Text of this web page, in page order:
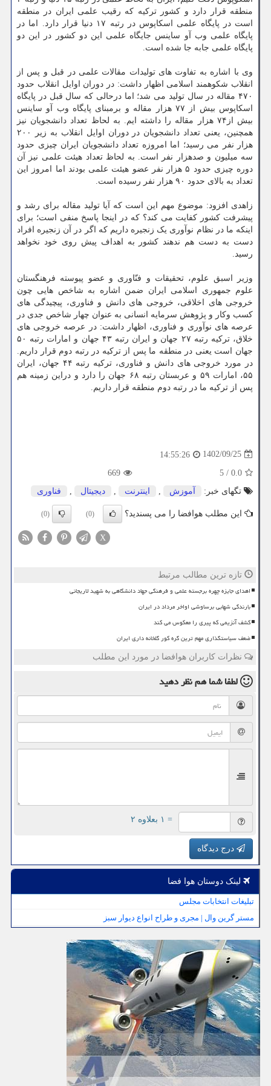
منطقه قرار دارد و کشور ترکیه که رقیب علمی ایران در منطقه
است در پایگاه علمی اسکاپوس در رتبه ۱۷ دنیا قرار دارد. اما در
پایگاه علمی وب آو ساینس جایگاه علمی این دو کشور در این دو
پایگاه علمی جابه جا شده است.
وی با اشاره به تفاوت های تولیدات مقالات علمی در قبل و پس از
انقلاب شکوهمند اسلامی اظهار داشت: در دوران اوایل انقلاب حدود
۴۷۰ مقاله در سال تولید می شد؛ اما درحالی که سال قبل در پایگاه
اسکاپوس بیش از ۷۷ هزار مقاله و برمبنای پایگاه وب آو ساینس
بیش از۷۴ هزار مقاله را داشته ایم. به لحاظ تعداد دانشجویان نیز
همچنین، یعنی تعداد دانشجویان در دوران اوایل انقلاب به زیر ۲۰۰
هزار نفر می رسید؛ اما امروزه تعداد دانشجویان ایران چیزی حدود
سه میلیون و صدهزار نفر است. به لحاظ تعداد هیئت علمی نیز آن
دوره چیزی حدود ۵ هزار نفر عضو هیئت علمی بودند اما امروز این
تعداد به بالای حدود ۹۰ هزار نفر رسیده است.
زاهدی افزود: موضوع مهم این است که آیا تولید مقاله برای رشد و
پیشرفت کشور کفایت می کند؟ که در اینجا پاسخ منفی است؛ برای
اینکه ما در نظام نوآوری یک زنجیره داریم که اگر در آن زنجیره افراد
دست به دست هم ندهند کشور به اهداف پیش روی خود نخواهد
رسید.
وزیر اسبق علوم، تحقیقات و فنّاوری و عضو پیوسته فرهنگستان
علوم جمهوری اسلامی ایران ضمن اشاره به شاخص هایی چون
خروجی های اخلاقی، خروجی های دانش و فناوری، پیچیدگی های
کسب وکار و پژوهش سرمایه انسانی به عنوان چهار شاخص جدی در
عرصه های نوآوری و فناوری، اظهار داشت: در عرصه خروجی های
خلاق، ترکیه رتبه ۲۷ جهان و ایران رتبه ۴۳ جهان و امارات رتبه ۵۰
جهان است یعنی در منطقه ما پس از ترکیه در رتبه دوم قرار داریم.
در مورد خروجی های دانش و فناوری، ترکیه رتبه ۴۴ جهان، ایران
۵۵، امارات ۵۹ و عربستان رتبه ۶۸ جهان را دارد و دراین زمینه هم
پس از ترکیه ما در رتبه دوم منطقه قرار داریم.
1402/09/25
14:55:26
0.0
/
5
669
تگهای خبر:
آموزش , اینترنت , دیجیتال , فناوری
این مطلب هوافضا را می پسندید؟ (0)
(0)
X
تازه ترین مطالب مرتبط
اهدای جایزه چهره برجسته علمی و فرهنگی جهاد دانشگاهی به شهید لاریجانی
بارندگی شهابی برساوشی اواخر مرداد در ایران
کشف آنزیمی که پیری را معکوس می کند
ضعف سیاستگذاری مهم ترین گره کور گلخانه داری ایران
نظرات کاربران هوافضا در مورد این مطلب
لطفا شما همنظر دهید
= ۱ بعلاوه ۲
درج دیدگاه
لینک دوستان هوا فضا
تبلیغات انتخابات مجلس
مستر گرین وال | مجری و طراح انواع دیوار سبز